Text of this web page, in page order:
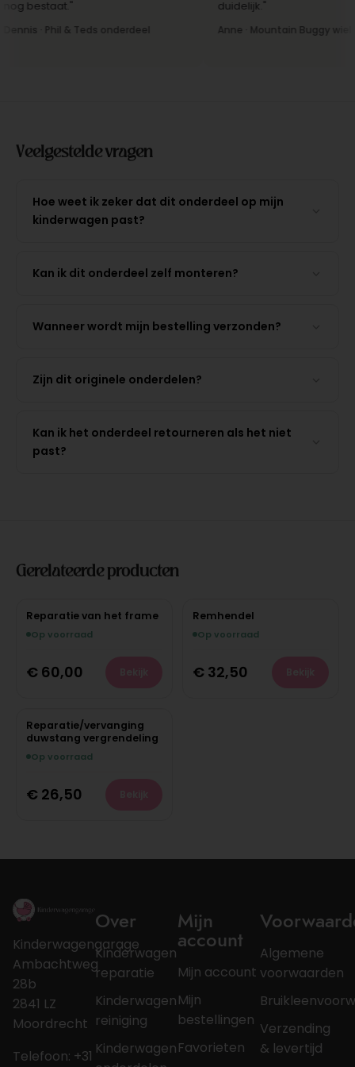
bestaat."
· Phil & Teds onderdeel
duidelijk."
Anne · Mountain Buggy wiel
Veelgestelde vragen
Hoe weet ik zeker dat dit onderdeel op mijn
kinderwagen past?
Kan ik dit onderdeel zelf monteren?
Wanneer wordt mijn bestelling verzonden?
Zijn dit originele onderdelen?
Kan ik het onderdeel retourneren als het niet
past?
Gerelateerde producten
Reparatie van het frame
Op voorraad
€ 60,00
Remhendel
Op voorraad
€ 32,50
Reparatie/vervanging
duwstang vergrendeling
Op voorraad
€ 26,50
Kinderwagengarage
Ambachtweg
28b
2841 LZ
Moordrecht
Telefoon: +31
Over
Kinderwagen
reparatie
Kinderwagen
reiniging
Kinderwagen
Mijn
account
Mijn account
Mijn
bestellingen
Favorieten
Algemene
voorwaarden
Verzending
& levertijd